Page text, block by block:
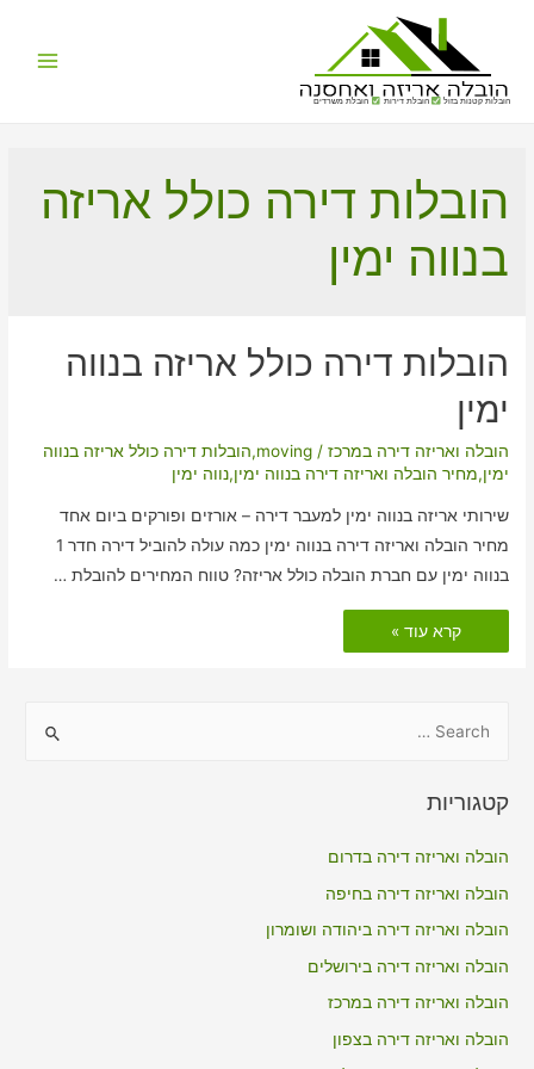
הובלות קטנות בזול הובלת דירות הובלת משרדים
הובלות דירה כולל אריזה
בנווה ימין
הובלות דירה כולל אריזה בנווה
ימין
הובלה ואריזה דירה במרכז /
moving
,הובלות דירה כולל אריזה בנווה
ימין,מחיר הובלה ואריזה דירה בנווה ימין,נווה ימין
שירותי אריזה בנווה ימין למעבר דירה – אורזים ופורקים ביום אחד
מחיר הובלה ואריזה דירה בנווה ימין כמה עולה להוביל דירה חדר 1
בנווה ימין עם חברת הובלה כולל אריזה? טווח המחירים להובלת …
הובלות
דירה
כולל
קרא עוד »
r
o
r
:
קטגוריות
הובלה ואריזה דירה בדרום
הובלה ואריזה דירה בחיפה
הובלה ואריזה דירה ביהודה ושומרון
הובלה ואריזה דירה בירושלים
הובלה ואריזה דירה במרכז
הובלה ואריזה דירה בצפון